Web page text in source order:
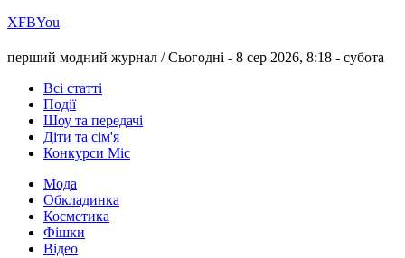
ХFBYou
перший модний журнал /Сьогодні - 8 сер 2026, 8:18 - субота
Всі статті
Події
Шоу та передачі
Діти та сім'я
Конкурси Міс
Мода
Обкладинка
Косметика
Фішки
Відео